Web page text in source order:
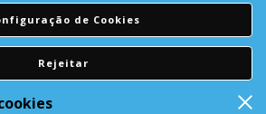
aqui a sua reparação
Garantida!
de Cookies
Rejeitar